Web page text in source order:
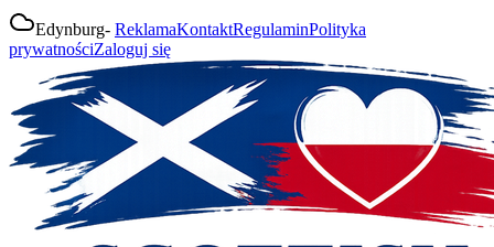
Edynburg- ReklamaKontaktRegulaminPolityka
prywatnościZaloguj się